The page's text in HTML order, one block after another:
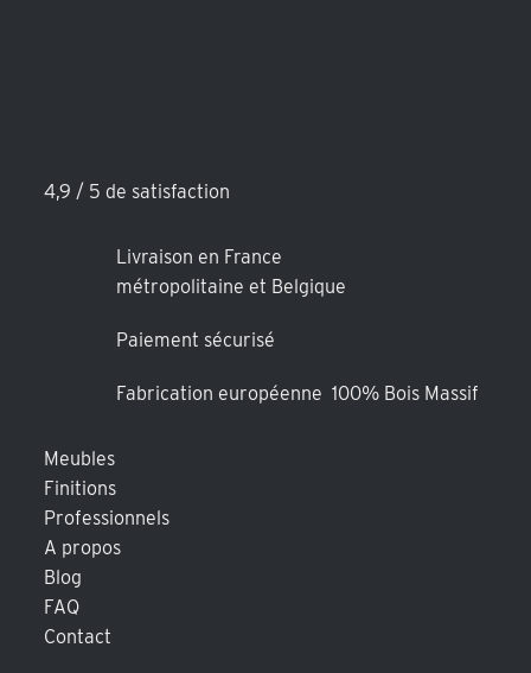
4,9 / 5 de satisfaction
Livraison en France
métropolitaine et Belgique
Paiement sécurisé
Fabrication européenne 100% Bois Massif
Meubles
Finitions
Professionnels
A propos
Blog
FAQ
Contact